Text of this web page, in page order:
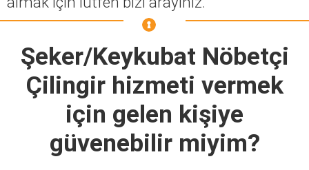
Şeker/Keykubat Nöbetçi
Çilingirhizmeti vermek
için gelen kişiye
güvenebilir miyim?